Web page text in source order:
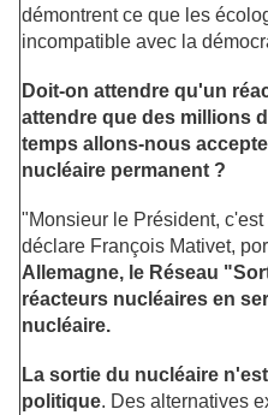
démontrent ce que les
incompatible avec la
Doit-on attendre qu'un
attendre que des millions
temps allons-nous
nucléaire permanent ?
"Monsieur le Président,
déclare François Mativet,
Allemagne, le Réseau
réacteurs nucléaires en
nucléaire.
La sortie du nucléaire
politique. Des alternatives